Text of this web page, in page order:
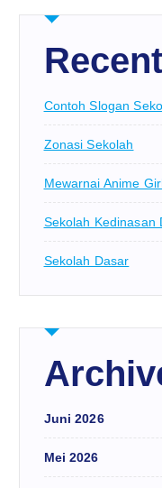
Contoh Slogan
Zonasi Sekolah
Mewarnai Anime
Sekolah Kedinasan
Sekolah Dasar
Juni 2026
Mei 2026